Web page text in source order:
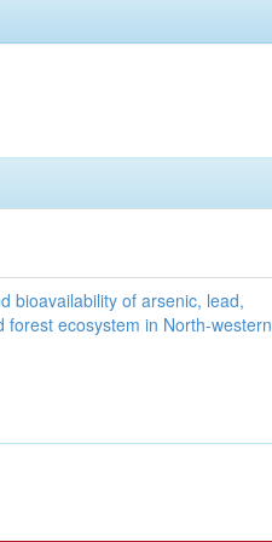
bioavailability of arsenic, lead,
ecosystem in North-western